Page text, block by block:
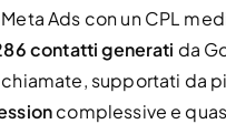
Ads con un CPL
contatti generati da
chiamate, supportati da
complessive e